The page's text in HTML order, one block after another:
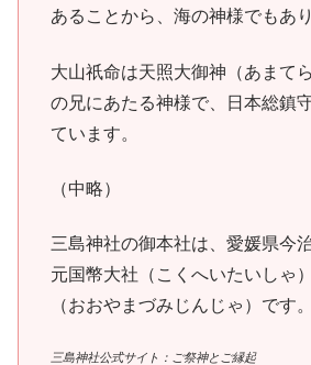
あることから、海の神様でもあり
大山祇命は天照大御神（あまて
の兄にあたる神様で、日本総鎮
ています。
（中略）
三島神社の御本社は、愛媛県今
元国幣大社（こくへいたいしゃ
（おおやまづみじんじゃ）です。
三島神社公式サイト：ご祭神とご縁起